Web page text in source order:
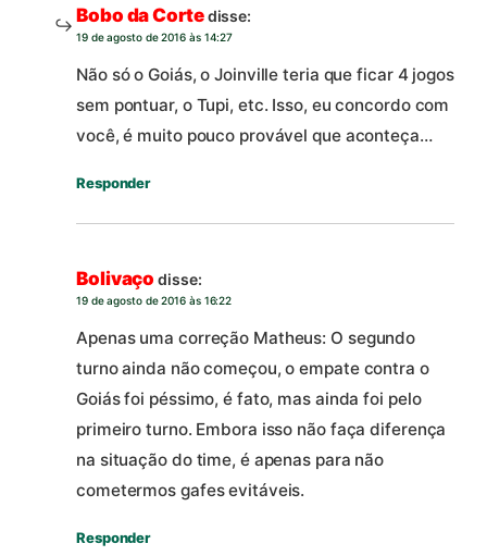
Bobo da Cortedisse:
19 de agosto de 2016 às 14:27
Não só o Goiás, o Joinville teria que ficar 4 jogos
sem pontuar, o Tupi, etc. Isso, eu concordo com
você, é muito pouco provável que aconteça…
Responder
Bolivaço disse:
19 de agosto de 2016 às 16:22
Apenas uma correção Matheus: O segundo
turno ainda não começou, o empate contra o
Goiás foi péssimo, é fato, mas ainda foi pelo
primeiro turno. Embora isso não faça diferença
na situação do time, é apenas para não
cometermos gafes evitáveis.
Responder